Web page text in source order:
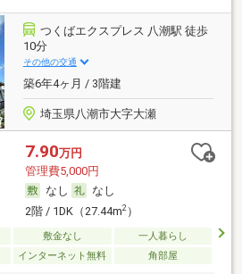
つくばエクスプレス 八潮駅 徒歩
10分
その他の交通
築6年4ヶ月 / 3階建
埼玉県八潮市大字大瀬
7.90万円
管理費5,000円
なし
なし
2階 / 1DK（27.44m2）
敷金なし
一人暮らし
インターネット無料 角部屋